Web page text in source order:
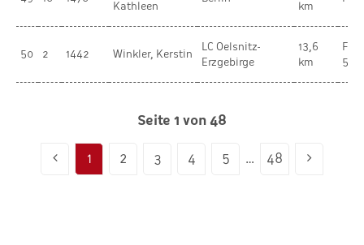
Kathleen
km
50 2 1442 Winkler, Kerstin
LC Oelsnitz-
Erzgebirge
13,6
km
50-
Seite 1 von 48
1 2 3 4 5 … 48